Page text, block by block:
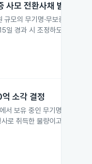
모 전환사채 발행
모의 무기명·무보증 사모
일 경과 시 조정하도록 정정했
소각 결정
서 보유 중인 무기명식 이권
로 취득한 물량이고 소각